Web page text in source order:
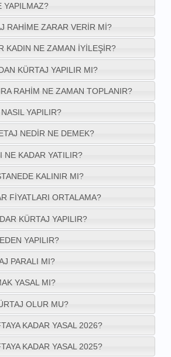
YAPILMAZ?
RAHIME ZARAR VERIR MI?
KADIN NE ZAMAN IYILEŞIR?
KÜRTAJ YAPILIR MI?
RAHIM NE ZAMAN TOPLANIR?
YAPILIR?
NEDIR NE DEMEK?
NE KADAR YATILIR?
KALINIR MI?
FIYATLARI ORTALAMA?
KÜRTAJ YAPILIR?
YAPILIR?
PARALI MI?
YASAL MI?
OLUR MU?
KADAR YASAL 2026?
KADAR YASAL 2025?